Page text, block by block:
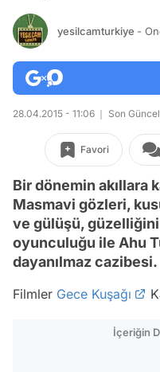
yesilcamturkiye -
28.04.2015 - 11:06 Son
Favori
Bir dönemin akıllara
Masmavi gözleri,
ve gülüşü,
oyunculuğu ile Ahu
dayanılmaz cazibesi.
Filmler Gece Kuşağı
İçeriğin